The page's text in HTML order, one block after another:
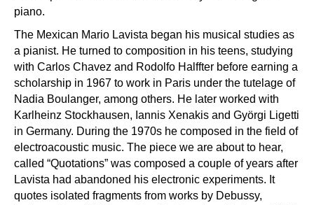
piano.
The Mexican Mario Lavista began his musical studies as
a pianist. He turned to composition in his teens, studying
with Carlos Chavez and Rodolfo Halffter before earning a
scholarship in 1967 to work in Paris under the tutelage of
Nadia Boulanger, among others. He later worked with
Karlheinz Stockhausen, Iannis Xenakis and Györgi Ligetti
in Germany. During the 1970s he composed in the field of
electroacoustic music. The piece we are about to hear,
called “Quotations” was composed a couple of years after
Lavista had abandoned his electronic experiments. It
quotes isolated fragments from works by Debussy,